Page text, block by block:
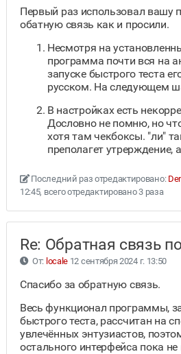
Первый раз использовал вашу
обатную связь как и просили.
Несмотря на
программа почти вся на
запуске быстрого теста
русском. На следующем
В настройках есть
Дословно не помню, но
хотя там чекбоксы. "ли"
преполагет утрерждение,
Последний раз отредактировано:
12:45, всего отредактировано 3 раза
Re: Обратная связь
От: locale 12 сентября 2024 г. 13:50
Спасибо за обратную связь.
Весь функционал программы,
быстрого теста, рассчитан на
увлечённых энтузиастов,
остального интерфейса пока не